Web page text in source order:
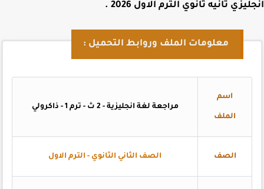
تانيه ثانوي الترم الاول 2026
.
معلومات الملف وروابط التحميل :
اسم
الملف
مراجعة لغة انجليزية - 2 ث - ترم 1 - ذاكرولي
الصف الصف الثاني الثانوي - الترم الاول